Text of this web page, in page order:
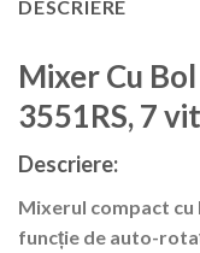
DESCRIERE
Mixer Cu
3551RS, 7
Descriere:
Mixerul compact cu
funcție de auto-